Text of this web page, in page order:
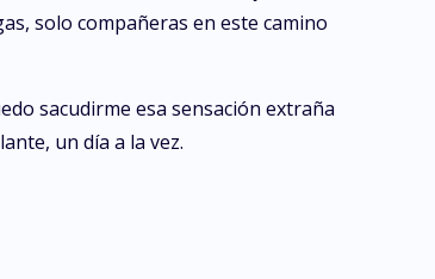
solo compañeras en este camino
sacudirme esa sensación extraña
un día a la vez.